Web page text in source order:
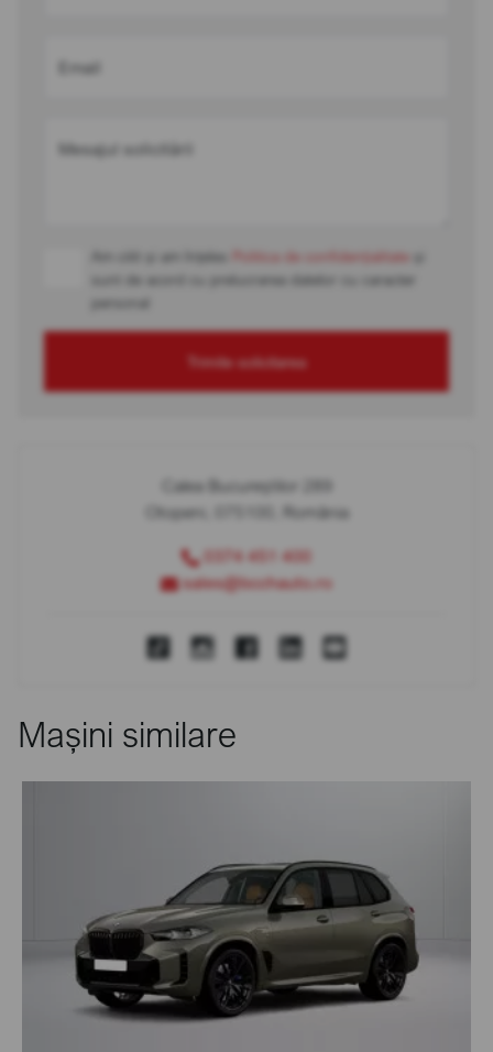
Email
Mesajul solicitării
Am citit și am înțeles Politica de confidențialitate
sunt de acord cu prelucrarea datelor cu caracter
personal
Trimite solicitarea
Calea Bucureștilor 289
Otopeni, 075100, România
0374 451 400
sales@bcchauto.ro
Mașini similare